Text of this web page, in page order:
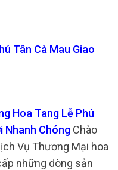
Tân Cà Mau Giao
Hoa Tang Lễ Phú
Nhanh Chóng Chào
Vụ Thương Mại hoa
những dòng sản